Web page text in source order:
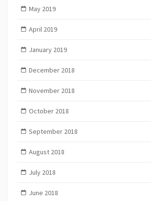
May 2019
April 2019
January 2019
December 2018
November 2018
October 2018
September 2018
August 2018
July 2018
June 2018